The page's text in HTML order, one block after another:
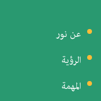
عن نور
الرؤية
المهمة